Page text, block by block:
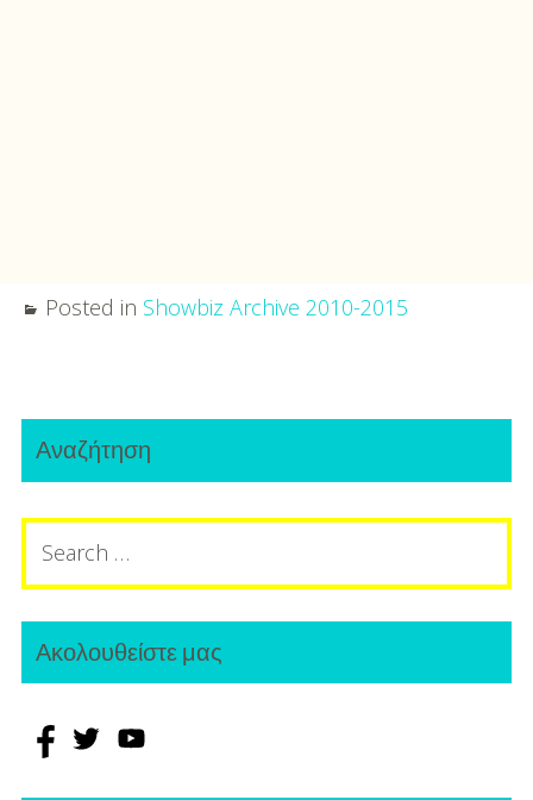
Posted in Showbiz Archive 2010-2015
navigation
Primary
Sidebar
Αναζήτηση
Search
for:
Ακολουθείστε μας